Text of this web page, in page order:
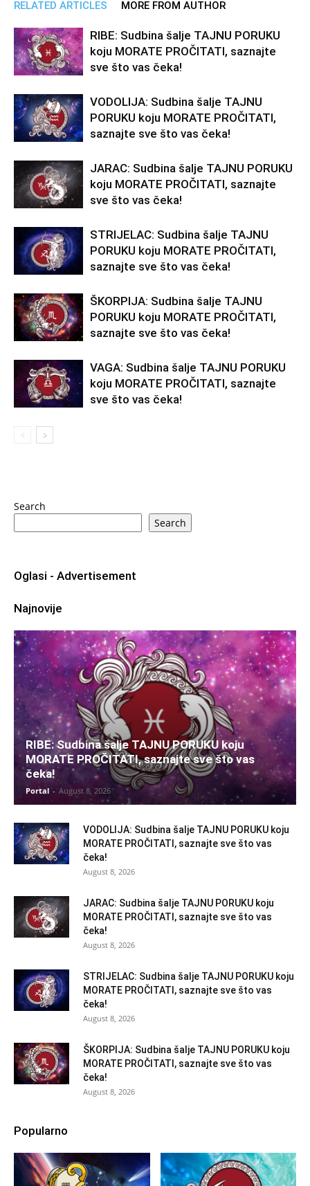
RELATED ARTICLES MORE FROM AUTHOR
RIBE: Sudbina šalje TAJNU PORUKU
koju MORATE PROČITATI, saznajte
sve što vas čeka!
VODOLIJA: Sudbina šalje TAJNU
PORUKU koju MORATE PROČITATI,
saznajte sve što vas čeka!
JARAC: Sudbina šalje TAJNU PORUKU
koju MORATE PROČITATI, saznajte
sve što vas čeka!
STRIJELAC: Sudbina šalje TAJNU
PORUKU koju MORATE PROČITATI,
saznajte sve što vas čeka!
ŠKORPIJA: Sudbina šalje TAJNU
PORUKU koju MORATE PROČITATI,
saznajte sve što vas čeka!
VAGA: Sudbina šalje TAJNU PORUKU
koju MORATE PROČITATI, saznajte
sve što vas čeka!
Search
Search
Oglasi - Advertisement
Najnovije
RIBE: Sudbina šalje TAJNU PORUKU koju
MORATE PROČITATI, saznajte sve što vas
čeka!
Portal - August 8, 2026
VODOLIJA: Sudbina šalje TAJNU PORUKU koju
MORATE PROČITATI, saznajte sve što vas
čeka!
August 8, 2026
JARAC: Sudbina šalje TAJNU PORUKU koju
MORATE PROČITATI, saznajte sve što vas
čeka!
August 8, 2026
STRIJELAC: Sudbina šalje TAJNU PORUKU koju
MORATE PROČITATI, saznajte sve što vas
čeka!
August 8, 2026
ŠKORPIJA: Sudbina šalje TAJNU PORUKU koju
MORATE PROČITATI, saznajte sve što vas
čeka!
August 8, 2026
Popularno